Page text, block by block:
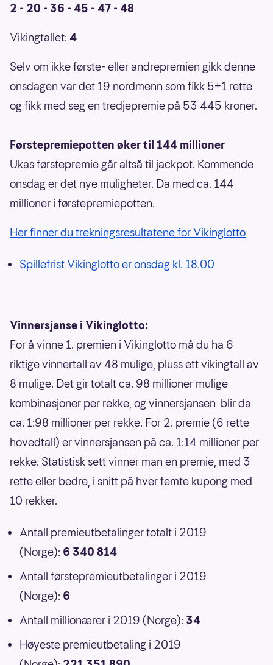
2 - 20 - 36 - 45 - 47 - 48
Vikingtallet: 4
Selv om ikke første- eller andrepremien gikk denne
onsdagen var det 19 nordmenn som fikk 5+1 rette
og fikk med seg en tredjepremie på 53 445 kroner.
Førstepremiepotten øker til 144 millioner
Ukas førstepremie går altså til jackpot. Kommende
onsdag er det nye muligheter. Da med ca. 144
millioner i førstepremiepotten.
Her finner du trekningsresultatene for Vikinglotto
Spillefrist Vikinglotto er onsdag kl. 18.00
Vinnersjanse i Vikinglotto:
For å vinne 1. premien i Vikinglotto må du ha 6
riktige vinnertall av 48 mulige, pluss ett vikingtall av
8 mulige. Det gir totalt ca. 98 millioner mulige
kombinasjoner per rekke, og vinnersjansen blir da
ca. 1:98 millioner per rekke. For 2. premie (6 rette
hovedtall) er vinnersjansen på ca. 1:14 millioner per
rekke. Statistisk sett vinner man en premie, med 3
rette eller bedre, i snitt på hver femte kupong med
10 rekker.
Antall premieutbetalinger totalt i 2019
(Norge): 6 340 814
Antall førstepremieutbetalinger i 2019
(Norge): 6
Antall millionærer i 2019 (Norge): 34
Høyeste premieutbetaling i 2019